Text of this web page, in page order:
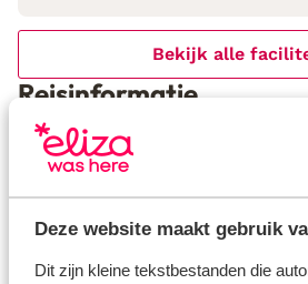
Deze website maakt gebruik
Dit zijn kleine tekstbestanden die
Bekijk alle
Reisinformatie
Verzorging
Huurauto
Wat gasten vinden